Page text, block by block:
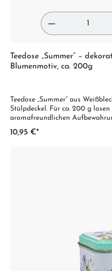
Teedose „Summer“ –
Blumenmotiv, ca. 200g
Teedose „Summer“ aus
Stülpdeckel. Für ca. 200 g losen
aromafreundlichen
10,95 €*